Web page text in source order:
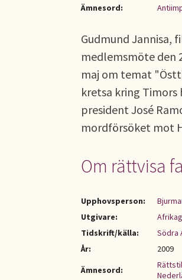
Ämnesord:
Gudmund Jannisa,
medlemsmöte den
maj om temat
kretsa kring Timors
president José
mordförsöket mot
Om rättvisa
Upphovsperson:
Utgivare:
Tidskrift/källa:
Södra
År:
2009
Ämnesord: